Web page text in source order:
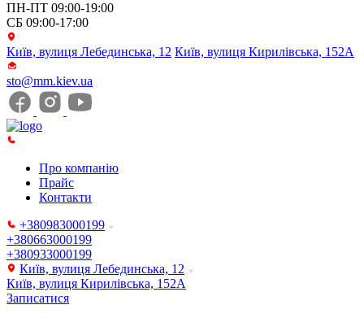
ПН-ПТ 09:00-19:00
СБ 09:00-17:00
Київ, вулиця Лебединська, 12 Київ, вулиця Кирилівська, 152А
sto@mm.kiev.ua
Про компанію
Прайс
Контакти
+380983000199
+380663000199
+380933000199
Київ, вулиця Лебединська, 12
Київ, вулиця Кирилівська, 152А
Записатися